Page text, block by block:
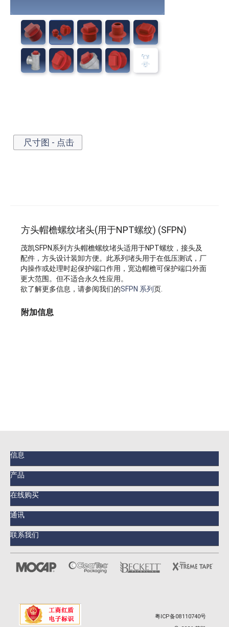
尺寸图 - 点击
方头帽檐螺纹堵头(用于NPT螺纹) (SFPN)
茂凯SFPN系列方头帽檐螺纹堵头适用于NPT螺纹，接头及
配件，方头设计装卸方便。此系列堵头用于在低压测试，厂
内操作或处理时起保护端口作用，宽边帽檐可保护端口外面
更大范围。但不适合永久性应用。
欲了解更多信息，请参阅我们的SFPN 系列页.
附加信息
信息
产品
在线购买
通讯
联系我们
粤ICP备08110740号